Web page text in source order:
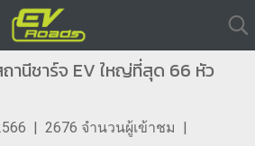
านีชาร์จ EV ใหญ่ที่สุด 66 หัว
| 2676 จำนวนผู้เข้าชม |